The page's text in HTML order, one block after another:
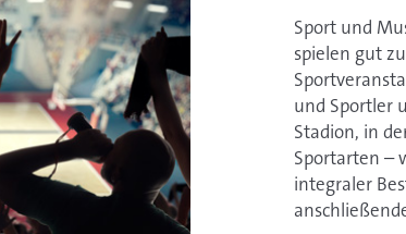
Sport und
spielen gut
und Sportler
Stadion, in
Sportarten –
integraler